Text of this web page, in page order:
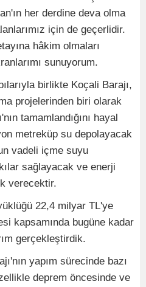
her derdine deva olma
için de geçerlidir.
hâkim olmaları
sunuyorum.
birlikte Koçali Barajı,
projelerinden biri olarak
tamamlandığını hayal
metreküp su depolayacak
vadeli içme suyu
sağlayacak ve enerji
verecektir.
22,4 milyar TL'ye
kapsamında bugüne kadar
gerçekleştirdik.
yapım sürecinde bazı
deprem öncesinde ve